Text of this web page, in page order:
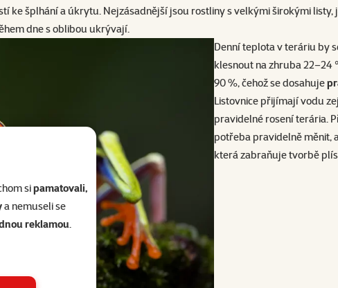
sipamatovali,
a nemuseli se
reklamou.
ke šplhání a úkrytu. Nejzásadnější jsou rostliny s velkými širokými
dne s oblibou ukrývají.
Denní teplota v teráriu by
klesnout na zhruba 22–24
90 %, čehož se dosahuje
Listovnice přijímají vodu
pravidelné rosení terária.
potřeba pravidelně měnit,
která zabraňuje tvorbě